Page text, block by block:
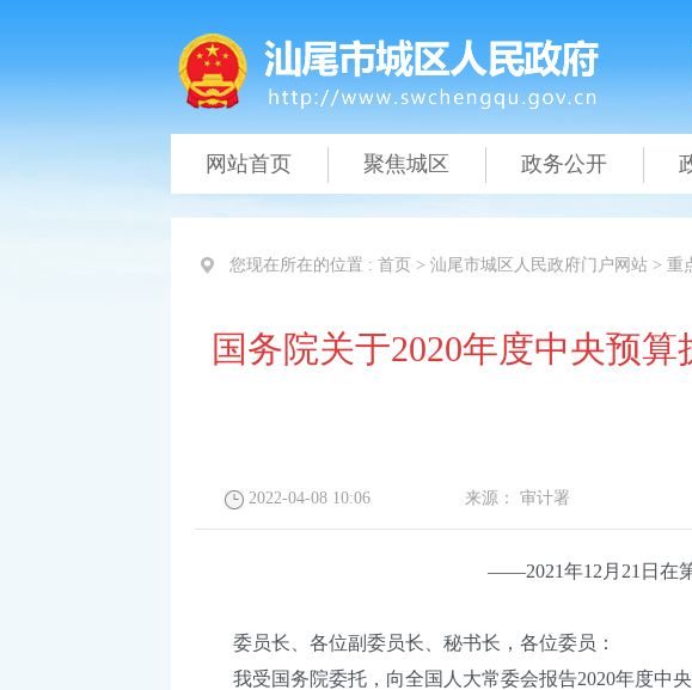
网站首页 聚焦城区 政务公开
您现在所在的位置 : 首页 > 汕尾市城区人民政府门户网站> 重
国务院关于2020年度中央预
2022-04-08 10:06 来源： 审计署
——2021年12月21日在第
委员长、各位副委员长、秘书长，各位委员：
我受国务院委托，向全国人大常委会报告2020年度中央